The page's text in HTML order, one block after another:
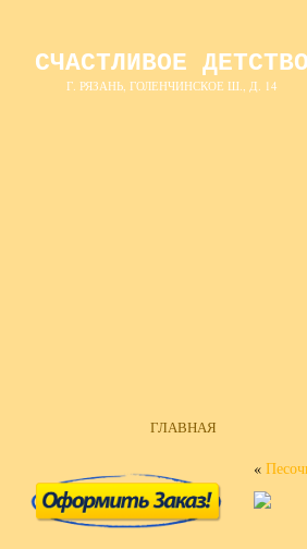
СЧАСТЛИВОЕ ДЕТСТВО
Г. РЯЗАНЬ, ГОЛЕНЧИНСКОЕ Ш., Д. 14
ГЛАВНАЯ
«